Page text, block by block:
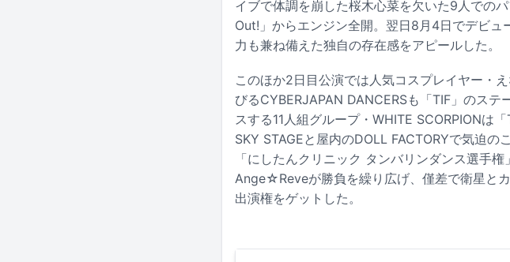
イブで体調を崩した桜木心菜を欠いた9人での
Out!」からエンジン全開。翌日8月4日でデビ
力も兼ね備えた独自の存在感をアピールした。
このほか2日目公演では人気コスプレイヤー・
びるCYBERJAPAN DANCERSも「TIF」のス
スする11人組グループ・WHITE SCORPIONは
SKY STAGEと屋内のDOLL FACTORYで気迫
「にしたんクリニック タンバリンダンス選手
Ange☆Reveが勝負を繰り広げ、僅差で衛星と
出演権をゲットした。